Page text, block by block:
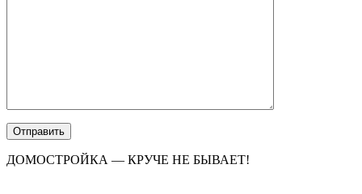
ДОМОСТРОЙКА — КРУЧЕ НЕ БЫВАЕТ!